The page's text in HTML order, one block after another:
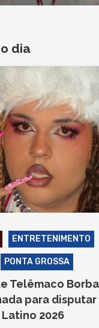
dia
ENTRETENIMENTO
PONTA GROSSA
Telêmaco
para disputar
Latino 2026